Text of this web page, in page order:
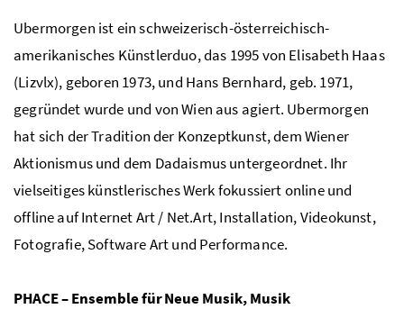
Ubermorgen ist ein schweizerisch-österreichisch-
amerikanisches Künstlerduo, das 1995 von Elisabeth Haas
(Lizvlx), geboren 1973, und Hans Bernhard, geb. 1971,
gegründet wurde und von Wien aus agiert. Ubermorgen
hat sich der Tradition der Konzeptkunst, dem Wiener
Aktionismus und dem Dadaismus untergeordnet. Ihr
vielseitiges künstlerisches Werk fokussiert online und
offline auf Internet Art / Net.Art, Installation, Videokunst,
Fotografie, Software Art und Performance.
PHACE – Ensemble für Neue Musik, Musik